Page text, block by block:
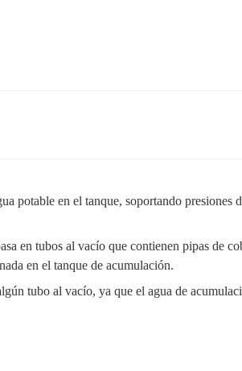
potable en el tanque, soportando presiones
en tubos al vacío que contienen pipas de
en el tanque de acumulación.
tubo al vacío, ya que el agua de